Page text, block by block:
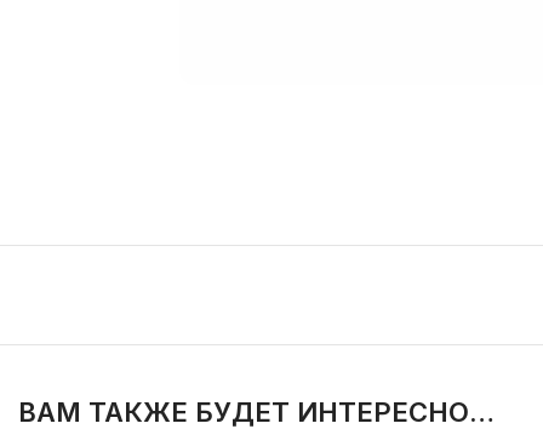
ВАМ ТАКЖЕ БУДЕТ ИНТЕРЕСНО…